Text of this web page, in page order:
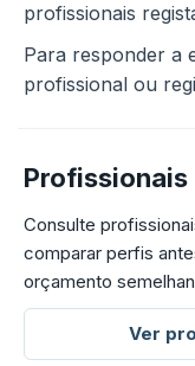
profissionais
Para responder a
profissional ou
Consulte
comparar perfis
orçamento
Ver